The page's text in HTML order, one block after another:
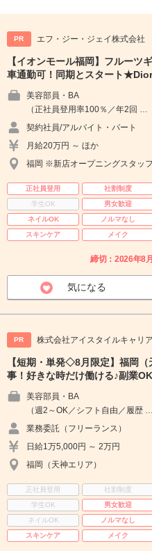
PR エフ・ジー・ジェイ株式会社
【イオンモール福岡】フルーツ
車通勤可！同期とスタート
美容部員・BA
（正社員登用率100％／年2回 …
契約社員/アルバイト・パート
月給20万円 ～ ほか
福岡 ※新店オープニングスタッフ
正社員登用 社割制度
学生OK
男女歓迎
ネイルOK
ノルマなし
スキンケア
メイク
締切：2026年8
気になる
PR 株式会社アイスタイルキャリア
【短期・単発◇8月限定】福岡
事！好きな時だけ働ける♪副業OK
美容部員・BA
（週2～OK／シフト自由／履歴 …
業務委託（フリーランス）
日給1万5,000円 ～ 2万円
福岡（天神エリア）
正社員登用 社割制度
学生OK
男女歓迎
ネイルOK
ノルマなし
スキンケア
メイク